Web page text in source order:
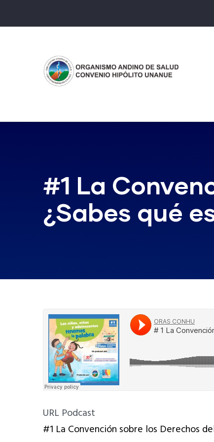
al
#1 La
¿Sabes qué
URL Podcast
#1 La Convención sobre los Derechos